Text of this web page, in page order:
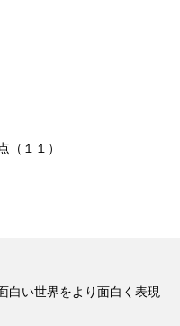
（１１）
白い世界をより面白く表現